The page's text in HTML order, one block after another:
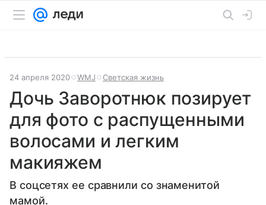
24 апреля 2020 WMJ Светская жизнь
Дочь Заворотнюк позирует
для фото с распущенными
волосами и легким
макияжем
В соцсетях ее сравнили со знаменитой
мамой.